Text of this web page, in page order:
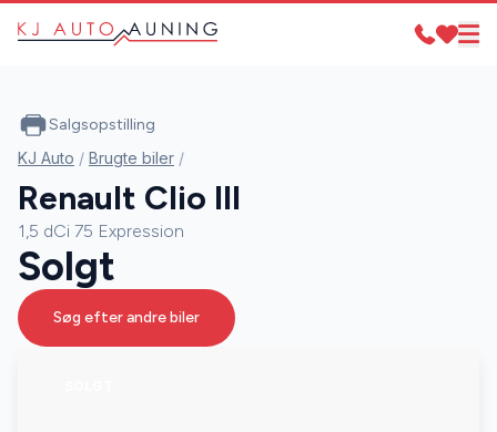
Salgsopstilling
KJ Auto / Brugte biler /
Renault Clio III
1,5 dCi 75 Expression
Solgt
Søg efter andre biler